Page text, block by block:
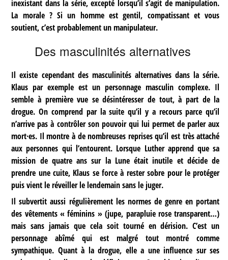
inexistant dans la série, excepté lorsqu’il s’agit de manipulation.
La morale ? Si un homme est gentil, compatissant et vous
soutient, c’est probablement un manipulateur.
Des masculinités alternatives
Il existe cependant des masculinités alternatives dans la série.
Klaus par exemple est un personnage masculin complexe. Il
semble à première vue se désintéresser de tout, à part de la
drogue. On comprend par la suite qu’il y a recours parce qu’il
n’arrive pas à contrôler son pouvoir qui lui permet de parler aux
mort·es. Il montre à de nombreuses reprises qu’il est très attaché
aux personnes qui l’entourent. Lorsque Luther apprend que sa
mission de quatre ans sur la Lune était inutile et décide de
prendre une cuite, Klaus se force à rester sobre pour le protéger
puis vient le réveiller le lendemain sans le juger.
Il subvertit aussi régulièrement les normes de genre en portant
des vêtements « féminins » (jupe, parapluie rose transparent…)
mais sans jamais que cela soit tourné en dérision. C’est un
personnage abîmé qui est malgré tout montré comme
sympathique. Quant à la drogue, elle a une influence sur ses